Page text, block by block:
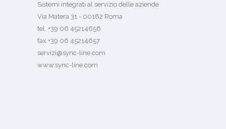
Sistemi integrati al servizio delle aziende
Via Matera 31 - 00182 Roma
tel. +39 06 45214656
fax +39 06 45214657
servizi@sync-line.com
www.sync-line.com